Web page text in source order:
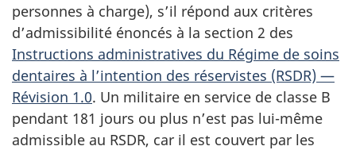
personnes à charge), s’il répond aux critères
d’admissibilité énoncés à la section 2 des
Instructions administratives du Régime de soins
dentaires à l’intention des réservistes (RSDR) —
Révision 1.0. Un militaire en service de classe B
pendant 181 jours ou plus n’est pas lui-même
admissible au RSDR, car il est couvert par les